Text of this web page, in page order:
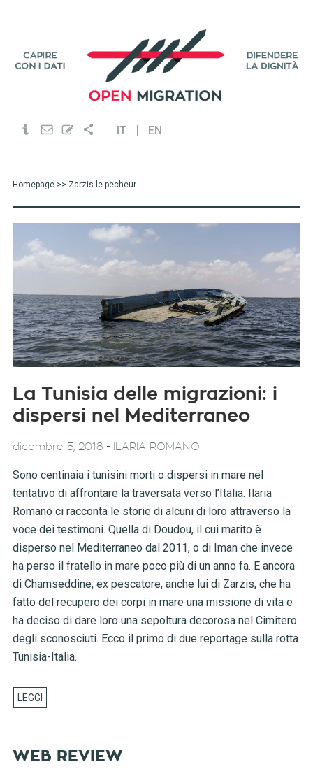
IT EN
Homepage>> Zarzis le pecheur
La Tunisia delle migrazioni: i
dispersi nel Mediterraneo
dicembre 5, 2018 - ILARIA ROMANO
Sono centinaia i tunisini morti o dispersi in mare nel
tentativo di affrontare la traversata verso l’Italia. Ilaria
Romano ci racconta le storie di alcuni di loro attraverso la
voce dei testimoni. Quella di Doudou, il cui marito è
disperso nel Mediterraneo dal 2011, o di Iman che invece
ha perso il fratello in mare poco più di un anno fa. E ancora
di Chamseddine, ex pescatore, anche lui di Zarzis, che ha
fatto del recupero dei corpi in mare una missione di vita e
ha deciso di dare loro una sepoltura decorosa nel Cimitero
degli sconosciuti. Ecco il primo di due reportage sulla rotta
Tunisia-Italia.
WEB REVIEW